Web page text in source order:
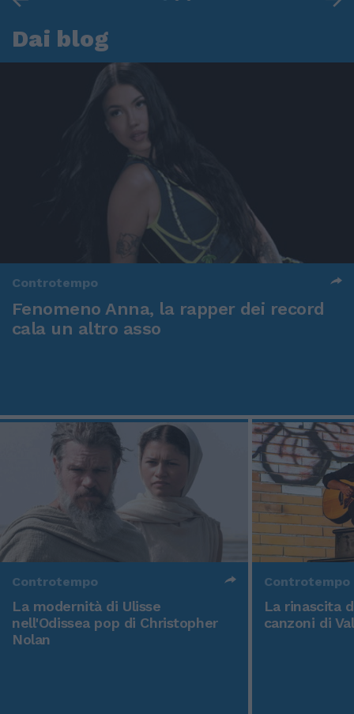
Dai blog
Controtempo
Fenomeno Anna, la rapper dei record
cala un altro asso
Controtempo
La modernità di Ulisse
nell'Odissea pop di Christopher
Nolan
Controtempo
La rinascita
canzoni di